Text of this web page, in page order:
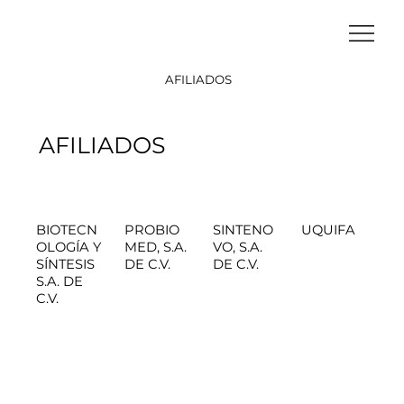
AFILIADOS
AFILIADOS
BIOTECN
OLOGÍA Y
SÍNTESIS
S.A. DE
C.V.
PROBIO
MED, S.A.
DE C.V.
SINTENO
VO, S.A.
DE C.V.
UQUIFA